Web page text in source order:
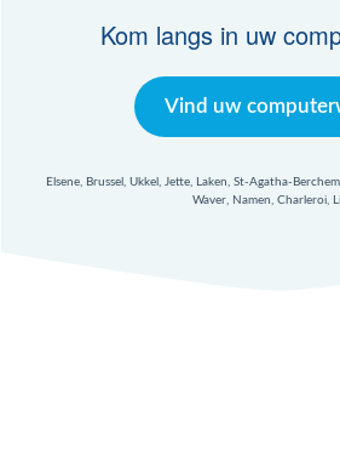
Kom langs in uw
Vind uw
Elsene, Brussel, Ukkel, Jette, Laken, St-Agatha-
Waver, Namen, Charleroi,